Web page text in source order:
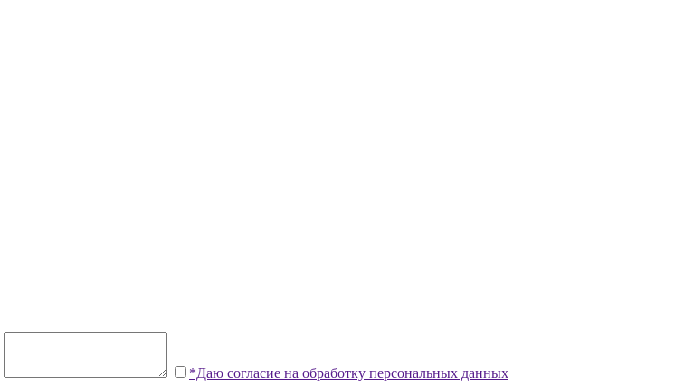
*Даю согласие на обработку персональных данных